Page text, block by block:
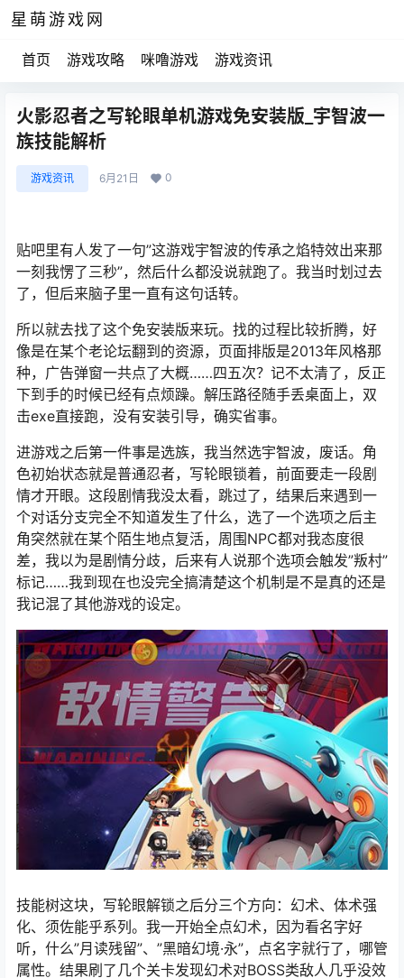
星萌游戏网
首页 游戏攻略 咪噜游戏 游戏资讯
火影忍者之写轮眼单机游戏免安装版_宇智波一
族技能解析
游戏资讯 6月21日 0
贴吧里有人发了一句”这游戏宇智波的传承之焰特效出来那
一刻我愣了三秒”，然后什么都没说就跑了。我当时划过去
了，但后来脑子里一直有这句话转。
所以就去找了这个免安装版来玩。找的过程比较折腾，好
像是在某个老论坛翻到的资源，页面排版是2013年风格那
种，广告弹窗一共点了大概……四五次？记不太清了，反正
下到手的时候已经有点烦躁。解压路径随手丢桌面上，双
击exe直接跑，没有安装引导，确实省事。
进游戏之后第一件事是选族，我当然选宇智波，废话。角
色初始状态就是普通忍者，写轮眼锁着，前面要走一段剧
情才开眼。这段剧情我没太看，跳过了，结果后来遇到一
个对话分支完全不知道发生了什么，选了一个选项之后主
角突然就在某个陌生地点复活，周围NPC都对我态度很
差，我以为是剧情分歧，后来有人说那个选项会触发”叛村”
标记……我到现在也没完全搞清楚这个机制是不是真的还是
我记混了其他游戏的设定。
技能树这块，写轮眼解锁之后分三个方向：幻术、体术强
化、须佐能乎系列。我一开始全点幻术，因为看名字好
听，什么”月读残留”、”黑暗幻境·永”，点名字就行了，哪管
属性。结果刷了几个关卡发现幻术对BOSS类敌人几乎没效